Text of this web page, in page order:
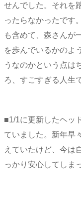
せんでした。それを
ったらなかったです
も含めて、森さんが
を歩んでいるかのよ
うなのかという点は
ろ、すごすぎる人生
■1/1に更新したヘッ
ていました。新年早
えていたけど、今は
っかり安心してしま